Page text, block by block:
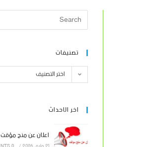
تصنيفات
اختر التصنيف
اخر الاحداث
اعلان عن منح مؤقت